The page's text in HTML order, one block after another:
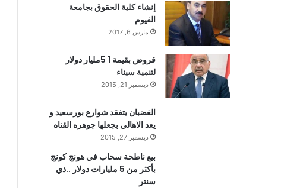
إنشاء كلية الحقوق بجامعة
الفيوم
مارس 6, 2017
قروض بقيمة 1 5مليار دولار
لتنمية سيناء
ديسمبر 21, 2015
الغضبان يتفقد شوارع بورسعيد و
يعد الاهالي بجعلها جوهره القناه
ديسمبر 27, 2015
بيع ناطحة سحاب في هونج كونج
بأكثر من 5 مليارات دولار ..ذي
سنتر